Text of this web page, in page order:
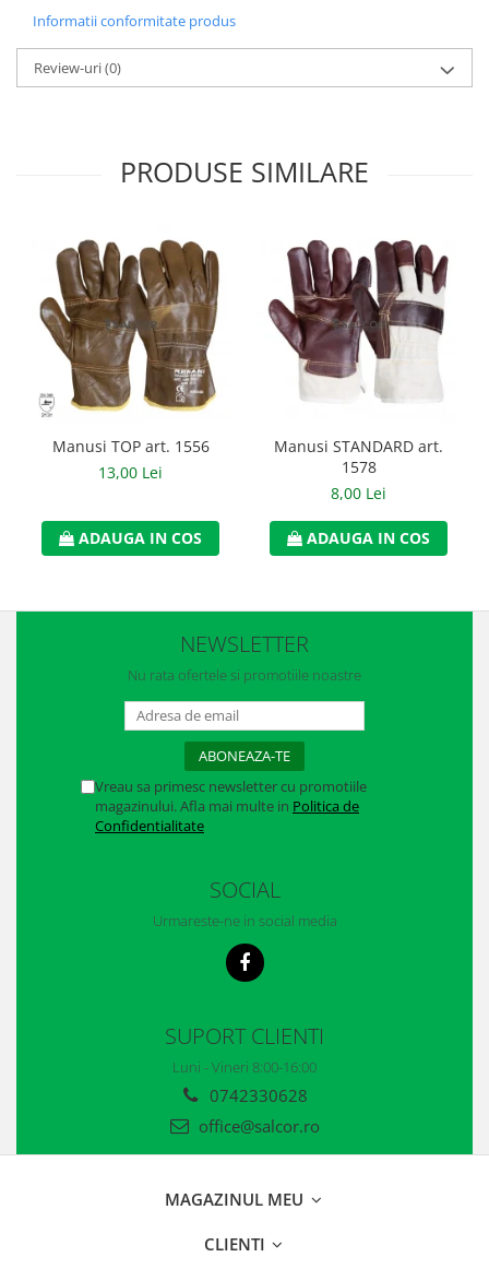
Saboti
Manusi fibre speciale impregnate
Manusi latex
Manusi neopren
Manusi nitril
Manusi piele
Manusi PVC
Manusi textil
Manusi tricot impregnat
Manusi zale
Outdoor
Imbracaminte Outdoor
Incaltaminte Outdoor
Curatenie si igiena
Informatii conformitate produs
Review-uri(0)
PRODUSE SIMILARE
Manusi TOP art. 1556
13,00 Lei
ADAUGA IN COS
Manusi STANDARD art.
1578
8,00 Lei
ADAUGA IN COS
NEWSLETTER
Nu rata ofertele si promotiile noastre
Vreau sa primesc newsletter cu promotiile
magazinului. Afla mai multe in Politica de
Confidentialitate
SOCIAL
Urmareste-ne in social media
SUPORT CLIENTI
Luni - Vineri 8:00-16:00
0742330628
office@salcor.ro
MAGAZINUL MEU
CLIENTI